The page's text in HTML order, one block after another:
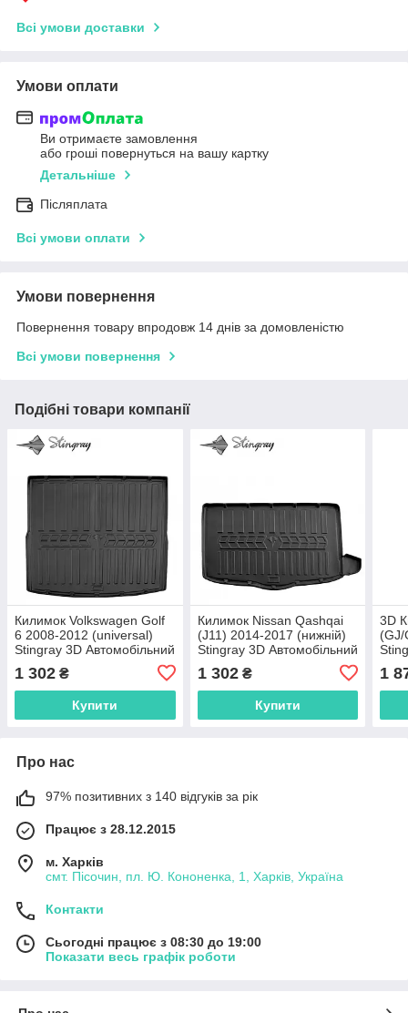
Всі умови доставки
Умови оплати
Ви отримаєте замовлення
або гроші повернуться на вашу картку
Детальніше
Післяплата
Всі умови оплати
Умови повернення
Повернення товару впродовж 14 днів за домовленістю
Всі умови повернення
Подібні товари компанії
Килимок Volkswagen Golf
6 2008-2012 (universal)
Stingray 3D Автомобільний
1 302 ₴
Купити
Килимок Nissan Qashqai
(J11) 2014-2017 (нижній)
Stingray 3D Автомобільний
1 302₴
Купити
3D
(GJ/
1
Про нас
97% позитивних з 140 відгуків за рік
Працює з 28.12.2015
м. Харків
смт. Пісочин, пл. Ю. Кононенка, 1, Харків, Україна
Контакти
Сьогодні працює з 08:30 до 19:00
Показати весь графік роботи